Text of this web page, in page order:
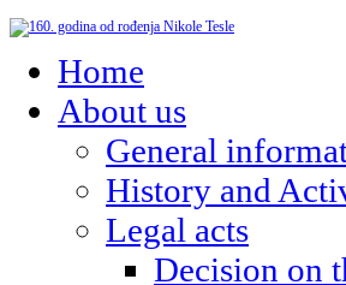
Home
About us
General
History and
Legal acts
Decision on